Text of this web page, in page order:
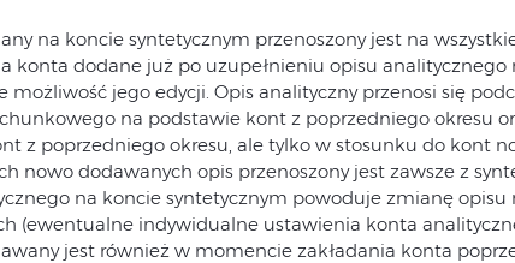
na koncie syntetycznym przenoszony jest na
konta dodane już po uzupełnieniu opisu analitycznego
możliwość jego edycji. Opis analityczny przenosi się
na podstawie kont z poprzedniego okresu
z poprzedniego okresu, ale tylko w stosunku do kont
nowo dodawanych opis przenoszony jest zawsze z
na koncie syntetycznym powoduje zmianę opisu
(ewentualne indywidualne ustawienia konta
jest również w momencie zakładania konta